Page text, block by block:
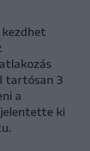
kezdhet
tartósan 3
a
ki